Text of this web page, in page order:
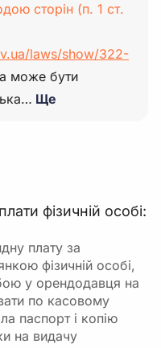
сторін (п. 1 ст.
laws/show/322-
може бути
Ще
фізичній особі:
плату за
фізичній особі,
у орендодавця на
по касовому
паспорт і копію
на видачу